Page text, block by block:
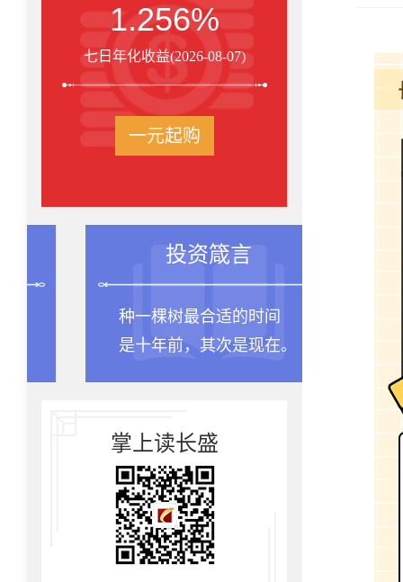
1.256%
七日年化收益(2026-08-07)
一元起购
投资箴言
种一棵树最合适的时间
是十年前，其次是现在。
掌上读长盛